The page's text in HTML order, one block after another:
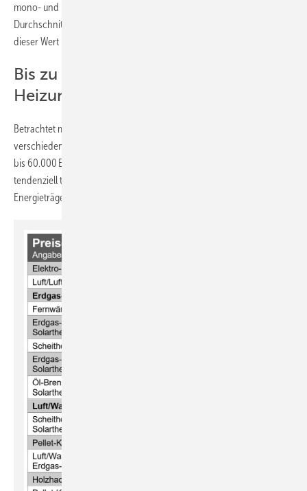
mono- und bivalenten Heizungsanlagen seit Mitte 2024 im
Durchschnitt nur noch um 5,3 % gestiegen sind. Im Jahr davor lag
dieser Wert noch bei 8,9 %.
Bis zu 60.000 Euro für eine neue
Heizung
Betrachtet man das aktuelle Preisniveau, so ergibt sich bei den
verschiedenen Heiztechnologien eine große Bandbreite von 11.000
bis 60.000 Euro (siehe Tabelle). Dabei sind kombinierte Systeme
tendenziell teurer als monovalente Wärmeerzeuger, die nur auf einen
Energieträger setzen.